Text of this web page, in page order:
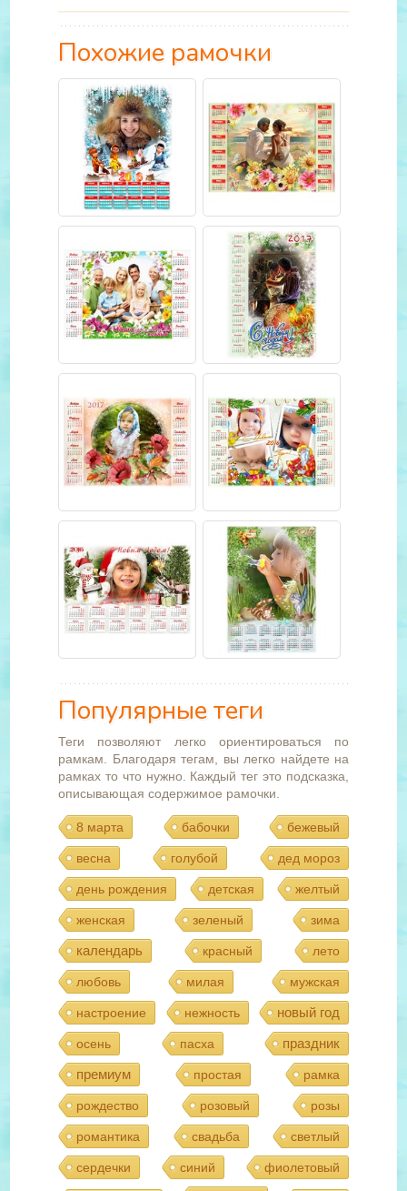
Похожие рамочки
Популярные теги
Теги позволяют легко ориентироваться по
рамкам. Благодаря тегам, вы легко найдете на
рамках то что нужно. Каждый тег это подсказка,
описывающая содержимое рамочки.
8 марта бабочки бежевый
весна голубой дед мороз
день рождения детская желтый
женская зеленый зима
календарь красный лето
любовь милая мужская
настроение нежность новый год
осень пасха
праздник
премиум
простая рамка
рождество розовый розы
романтика свадьба светлый
сердечки синий фиолетовый